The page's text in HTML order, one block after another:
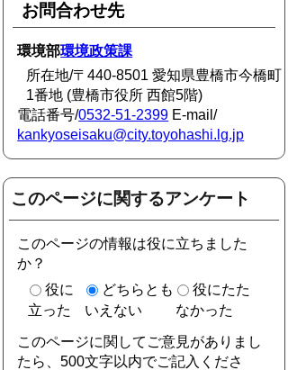
お問合わせ先
環境部環境政策課
所在地/〒440-8501 愛知県豊橋市今橋町
1番地 (豊橋市役所 西館5階)
電話番号/0532-51-2399 E-mail/
kankyoseisaku@city.toyohashi.lg.jp
このページに関するアンケート
このページの情報は役に立ちました
か？
役に
立った
どちらとも
いえない
役にたた
なかった
このページに関してご意見がありまし
たら、500文字以内でご記入くださ